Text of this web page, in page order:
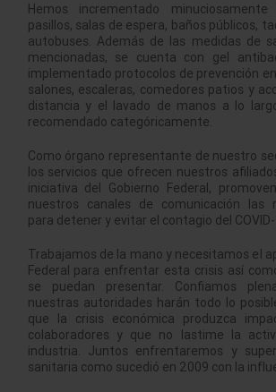
Hemos incrementado
pasillos, salas de espera, baños públicos,
autobuses. Además de las medidas de
mencionadas, se cuenta con gel
implementado protocolos de prevención
salones, escaleras, comedores patios y
distancia y el lavado de manos a lo
recomendado categóricamente.
Como órgano representante de nuestro
los servicios que ofrecen nuestros
iniciativa del Gobierno Federal,
nuestros canales de comunicación las
para detener y evitar el contagio del
Trabajamos de la mano y necesitamos el
Federal para enfrentar esta crisis así
se puedan presentar. Confiamos
nuestras autoridades harán todo lo
que la crisis económica produzca
colaboradores y que no lastime la
industria. Juntos enfrentaremos y
sanitaria como sucedió en 2009 con la